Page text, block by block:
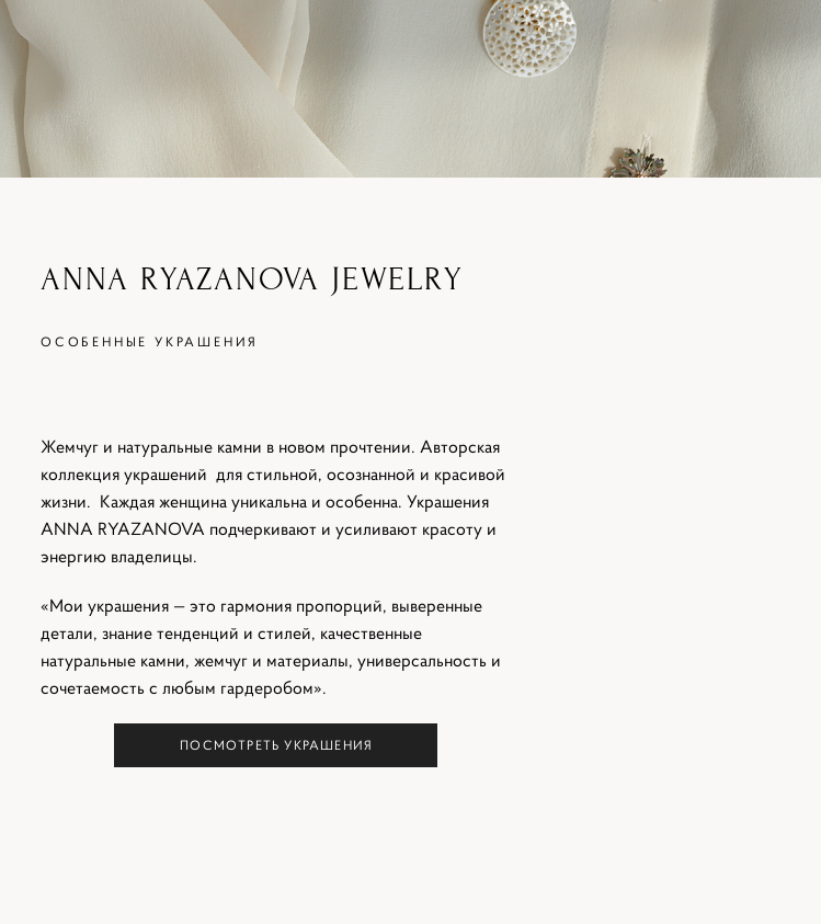
ANNA RYAZANOVA JEWELRY
ОСОБЕННЫЕ УКРАШЕНИЯ
Жемчуг и натуральные камни в новом прочтении. Авторская
коллекция украшений для стильной, осознанной и красивой
жизни. Каждая женщина уникальна и особенна. Украшения
ANNA RYAZANOVA подчеркивают и усиливают красоту и
энергию владелицы.
«Мои украшения — это гармония пропорций, выверенные
детали, знание тенденций и стилей, качественные
натуральные камни, жемчуг и материалы, универсальность и
сочетаемость с любым гардеробом».
ПОСМОТРЕТЬ УКРАШЕНИЯ